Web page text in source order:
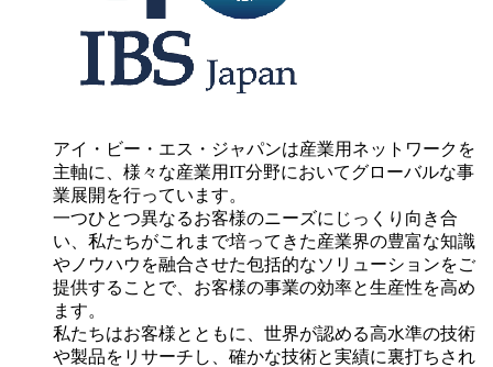
アイ・ビー・エス・ジャパンは産業用ネットワークを
主軸に、様々な産業用IT分野においてグローバルな事
業展開を行っています。
一つひとつ異なるお客様のニーズにじっくり向き合
い、私たちがこれまで培ってきた産業界の豊富な知識
やノウハウを融合させた包括的なソリューションをご
提供することで、お客様の事業の効率と生産性を高め
ます。
私たちはお客様とともに、世界が認める高水準の技術
や製品をリサーチし、確かな技術と実績に裏打ちされ